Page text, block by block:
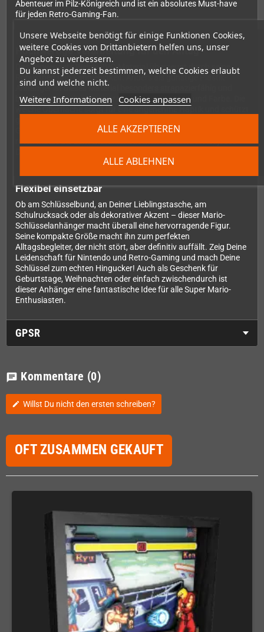
Unsere Webseite benötigt für einige Funktionen Cookies,
weitere Cookies von Drittanbietern helfen uns, unser
Angebot zu verbessern.
Du kannst jederzeit bestimmen, welche Cookies erlaubt
sind und welche nicht.
Weitere Informationen Cookies anpassen
ALLE ABLEHNEN
ALLE AKZEPTIEREN
Abenteuer im Pilz-Königreich und ist ein absolutes Must-have
für jeden Retro-Gaming-Fan.
Hochwertige Verarbeitung für den Alltag
Das verwendete Weich-PVC-Material überzeugt durch seine
Robustheit und Langlebigkeit. Anders als günstige Plastik-
Anhänger ist dieses Material besonders strapazierfähig und
behält auch nach intensiver Nutzung seine Form und Farbe. Die
Gestaltung zeigt Mario in seinem ikonischen Look – von der
roten Mütze bis zum charakteristischen Schnurrbart ist jedes
Flexibel einsetzbar
Ob am Schlüsselbund, an Deiner Lieblingstasche, am
Schulrucksack oder als dekorativer Akzent – dieser Mario-
Schlüsselanhänger macht überall eine hervorragende Figur.
Seine kompakte Größe macht ihn zum perfekten
Alltagsbegleiter, der nicht stört, aber definitiv auffällt. Zeig Deine
Leidenschaft für Nintendo und Retro-Gaming und mach Deine
Schlüssel zum echten Hingucker! Auch als Geschenk für
Geburtstage, Weihnachten oder einfach zwischendurch ist
dieser Anhänger eine fantastische Idee für alle Super Mario-
Enthusiasten.
GPSR
chat Kommentare (0)
edit Willst Du nicht den ersten schreiben?
OFT ZUSAMMEN GEKAUFT